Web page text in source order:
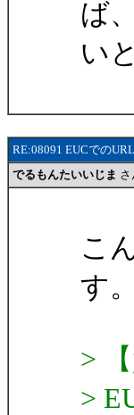
ば
い
RE:08091 EUCでの
でるもんたいいじま
こ
す。
>
>